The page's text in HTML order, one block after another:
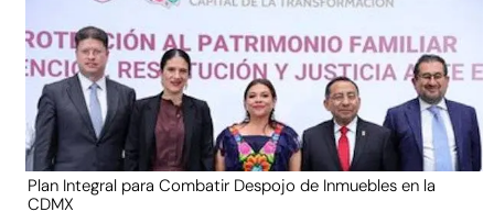
Plan Integral para Combatir Despojo de Inmuebles en la
CDMX